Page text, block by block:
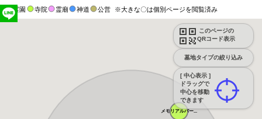
霊園 寺院 霊廟 神道 公営 ※大きな〇は個別ページを閲覧済み
このページの
QRコード表示
墓地タイプの絞り込み
[ 中心表示 ]
ドラッグで
中心を移動
できます
メモリアルパー...